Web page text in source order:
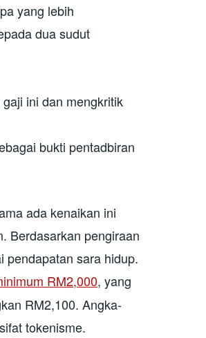
yang lebih
dua sudut
ini dan mengkritik
bukti pentadbiran
ada kenaikan ini
Berdasarkan pengiraan
pendapatan sara hidup.
RM2,000, yang
RM2,100. Angka-
tokenisme.